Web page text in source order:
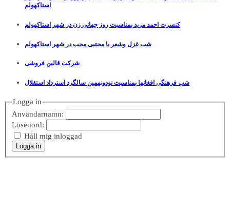
استاکهولم
کنسرت احمد مرید بمناسبت روز جهانی زن در شهر استاکهولم
شب غزل وشعر با مجتبی محب در شهر استاکهولم
شرکت قالین فروشی
شب فرهنگی افغانها بمناسبت نودونهمین سالگرد استرداد استقلال
Logga in
Användarnamn:
Lösenord:
Håll mig inloggad
Logga in